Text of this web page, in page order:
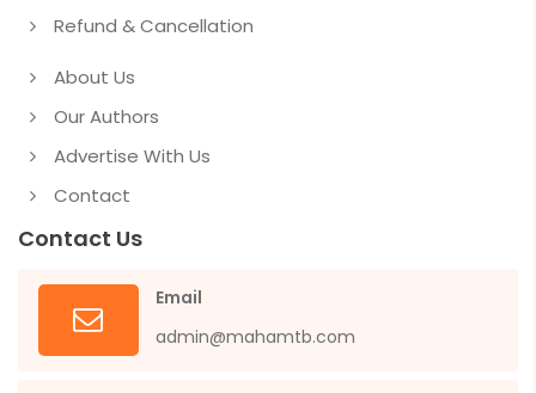
Refund & Cancellation
About Us
Our Authors
Advertise With Us
Contact
Contact Us
Email
admin@mahamtb.com